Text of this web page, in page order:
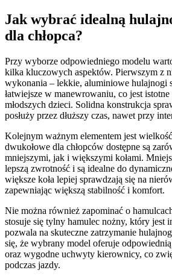
Jak wybrać idealną
dla chłopca?
Przy wyborze odpowiedniego modelu
kilka kluczowych aspektów. Pierwszym z
wykonania – lekkie, aluminiowe hulajnogi
łatwiejsze w manewrowaniu, co jest istotne
młodszych dzieci. Solidna konstrukcja
posłuży przez dłuższy czas, nawet przy
Kolejnym ważnym elementem jest
dwukołowe dla chłopców dostępne są
mniejszymi, jak i większymi kołami.
lepszą zwrotność i są idealne do
większe koła lepiej sprawdzają się na
zapewniając większą stabilność i komfort.
Nie można również zapominać o
stosuje się tylny hamulec nożny, który jest
pozwala na skuteczne zatrzymanie
się, że wybrany model oferuje
oraz wygodne uchwyty kierownicy, co
podczas jazdy.